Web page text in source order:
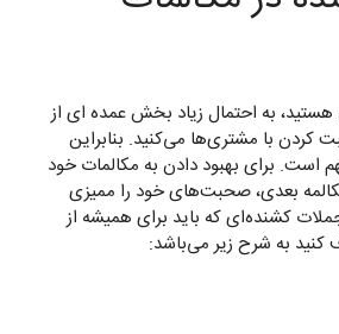
به احتمال زیاد بخش عمده ای از
با مشتری‌ها می‌کنید. بنابراین
است. برای بهبود دادن به مکالمات خود
بعدی، صحبت‌های خود را ممیزی
کشنده‌ای که باید برای همیشه از
به شرح زیر می‌باشد: